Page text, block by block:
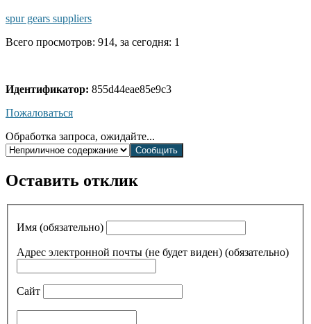
spur gears suppliers
Всего просмотров: 914, за сегодня: 1
Идентификатор: 855d44eae85e9c3
Пожаловаться
Обработка запроса, ожидайте...
Оставить отклик
Имя (обязательно)
Адрес электронной почты (не будет виден) (обязательно)
Сайт